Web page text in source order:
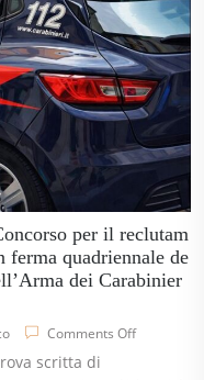
per il reclutam
quadriennale de
dei Carabinier
Comments Off
scritta di